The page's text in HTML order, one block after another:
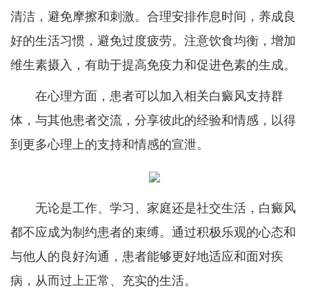
清洁，避免摩擦和刺激。合理安排作息时间，养成良
好的生活习惯，避免过度疲劳。注意饮食均衡，增加
维生素摄入，有助于提高免疫力和促进色素的生成。
在心理方面，患者可以加入相关白癜风支持群
体，与其他患者交流，分享彼此的经验和情感，以得
到更多心理上的支持和情感的宣泄。
无论是工作、学习、家庭还是社交生活，白癜风
都不应成为制约患者的束缚。通过积极乐观的心态和
与他人的良好沟通，患者能够更好地适应和面对疾
病，从而过上正常、充实的生活。